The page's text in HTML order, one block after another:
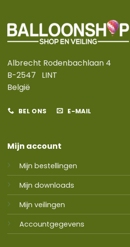
Albrecht Rodenbachlaan 4
B-2547 LINT
België
BEL ONS E-MAIL
Mijn account
Mijn bestellingen
Mijn downloads
Mijn veilingen
Accountgegevens